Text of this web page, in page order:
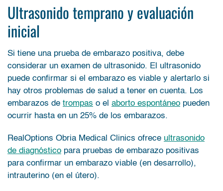
Ultrasonido temprano y evaluación
inicial
Si tiene una prueba de embarazo positiva, debe
considerar un examen de ultrasonido. El ultrasonido
puede confirmar si el embarazo es viable y alertarlo si
hay otros problemas de salud a tener en cuenta. Los
embarazos de trompas o el aborto espontáneo pueden
ocurrir hasta en un 25% de los embarazos.
RealOptions Obria Medical Clinics ofrece ultrasonido
de diagnóstico para pruebas de embarazo positivas
para confirmar un embarazo viable (en desarrollo),
intrauterino (en el útero).